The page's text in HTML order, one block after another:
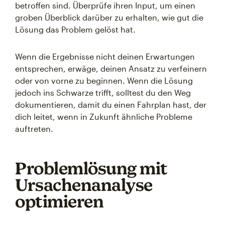
betroffen sind. Überprüfe ihren Input, um einen
groben Überblick darüber zu erhalten, wie gut die
Lösung das Problem gelöst hat.
Wenn die Ergebnisse nicht deinen Erwartungen
entsprechen, erwäge, deinen Ansatz zu verfeinern
oder von vorne zu beginnen. Wenn die Lösung
jedoch ins Schwarze trifft, solltest du den Weg
dokumentieren, damit du einen Fahrplan hast, der
dich leitet, wenn in Zukunft ähnliche Probleme
auftreten.
Problemlösung mit
Ursachenanalyse
optimieren